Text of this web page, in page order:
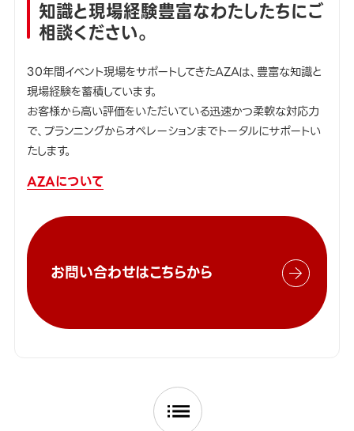
知識と現場経験豊富なわたしたちにご
相談ください。
30年間イベント現場をサポートしてきたAZAは、豊富な知識と
現場経験を蓄積しています。
お客様から高い評価をいただいている迅速かつ柔軟な対応力
で、プランニングからオペレーションまでトータルにサポートい
たします。
AZAについて
お問い合わせはこちらから